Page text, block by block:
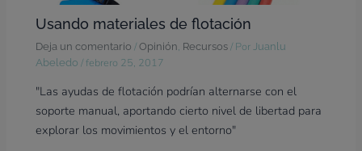
Usando materiales de flotación
Deja un comentario /Opinión, Recursos / Por Juanlu
Abeledo/ febrero 25, 2017
"Las ayudas de flotación podrían alternarse con el
soporte manual, aportando cierto nivel de libertad para
explorar los movimientos y el entorno"